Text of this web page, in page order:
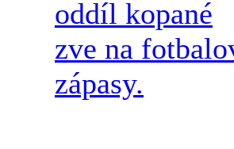
oddíl kopané
zve na
zápasy.